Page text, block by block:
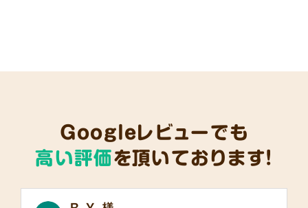
Googleレビューでも
高い評価を頂いております!